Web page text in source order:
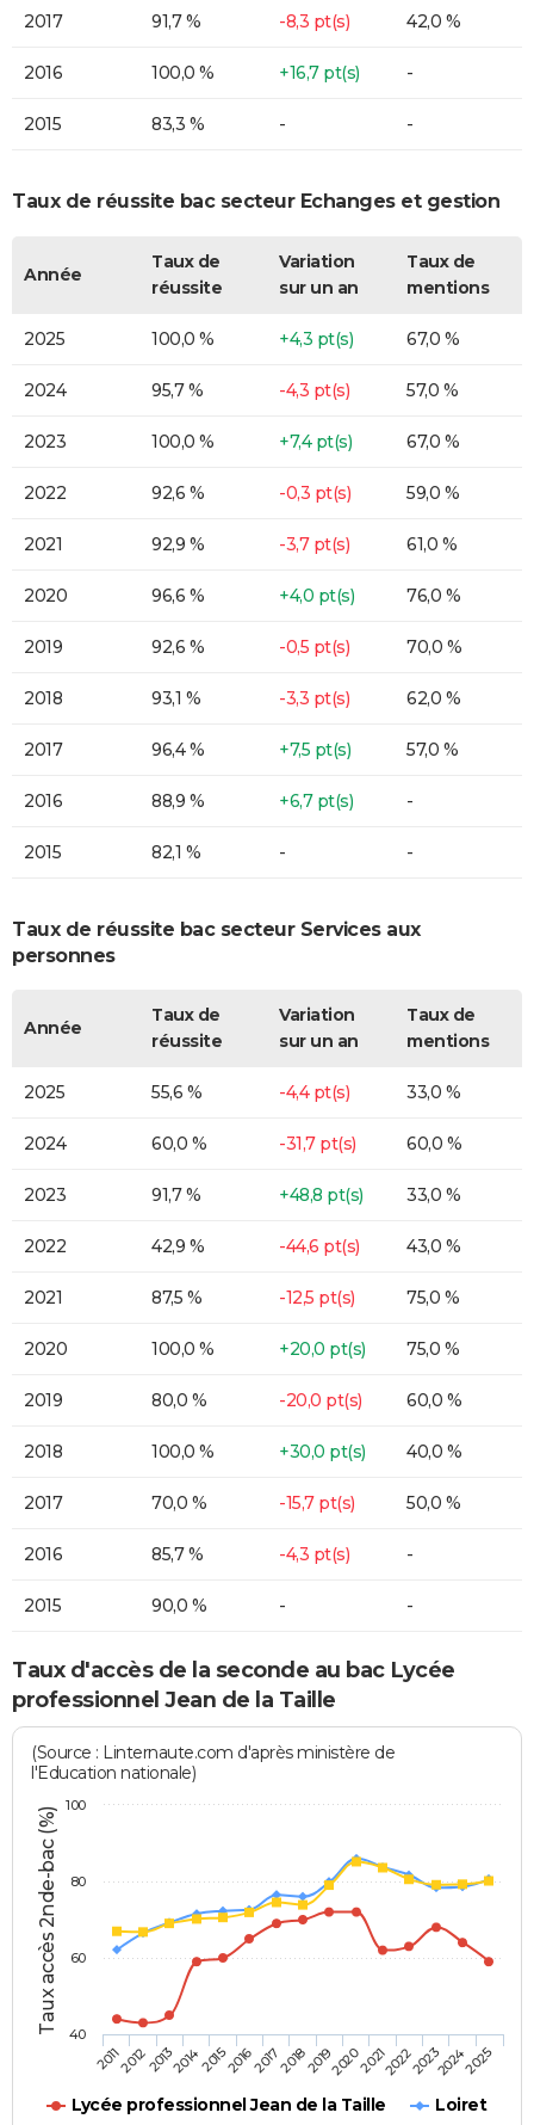
2017 91,7 % -8,3 pt(s) 42,0 %
2016 100,0 % +16,7 pt(s) -
2015 83,3 % - -
Taux de réussite bac secteur Echanges et gestion
Année
Taux de
réussite
Variation
sur un an
Taux de
mentions
2025 100,0 % +4,3 pt(s) 67,0 %
2024 95,7 % -4,3 pt(s) 57,0 %
2023 100,0 % +7,4 pt(s) 67,0 %
2022 92,6 % -0,3 pt(s) 59,0 %
2021 92,9 % -3,7 pt(s) 61,0 %
2020 96,6 % +4,0 pt(s) 76,0 %
2019 92,6 % -0,5 pt(s) 70,0 %
2018 93,1 % -3,3 pt(s) 62,0 %
2017 96,4 % +7,5 pt(s) 57,0 %
2016 88,9 % +6,7 pt(s) -
2015 82,1 % - -
Taux de réussite bac secteur Services aux
personnes
Année
Taux de
réussite
Variation
sur un an
Taux de
mentions
2025 55,6 % -4,4 pt(s) 33,0 %
2024 60,0 % -31,7 pt(s) 60,0 %
2023 91,7 % +48,8 pt(s) 33,0 %
2022 42,9 % -44,6 pt(s) 43,0 %
2021 87,5 % -12,5 pt(s) 75,0 %
2020 100,0 % +20,0 pt(s) 75,0 %
2019 80,0 % -20,0 pt(s) 60,0 %
2018 100,0 % +30,0 pt(s) 40,0 %
2017 70,0 % -15,7 pt(s) 50,0 %
2016 85,7 % -4,3 pt(s) -
2015 90,0 % - -
Taux d'accès de la seconde au bac Lycée
professionnel Jean de la Taille
Taux accès 2nde-bac (%)
(Source : Linternaute.com d'après ministère de
l'Education nationale)
Lycée professionnel Jean de la Taille Loiret
201120122013201420152016201720182019202020212022202320242025
40
60
80
100